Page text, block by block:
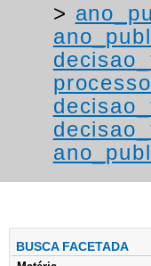
>
BUSCA FACETADA